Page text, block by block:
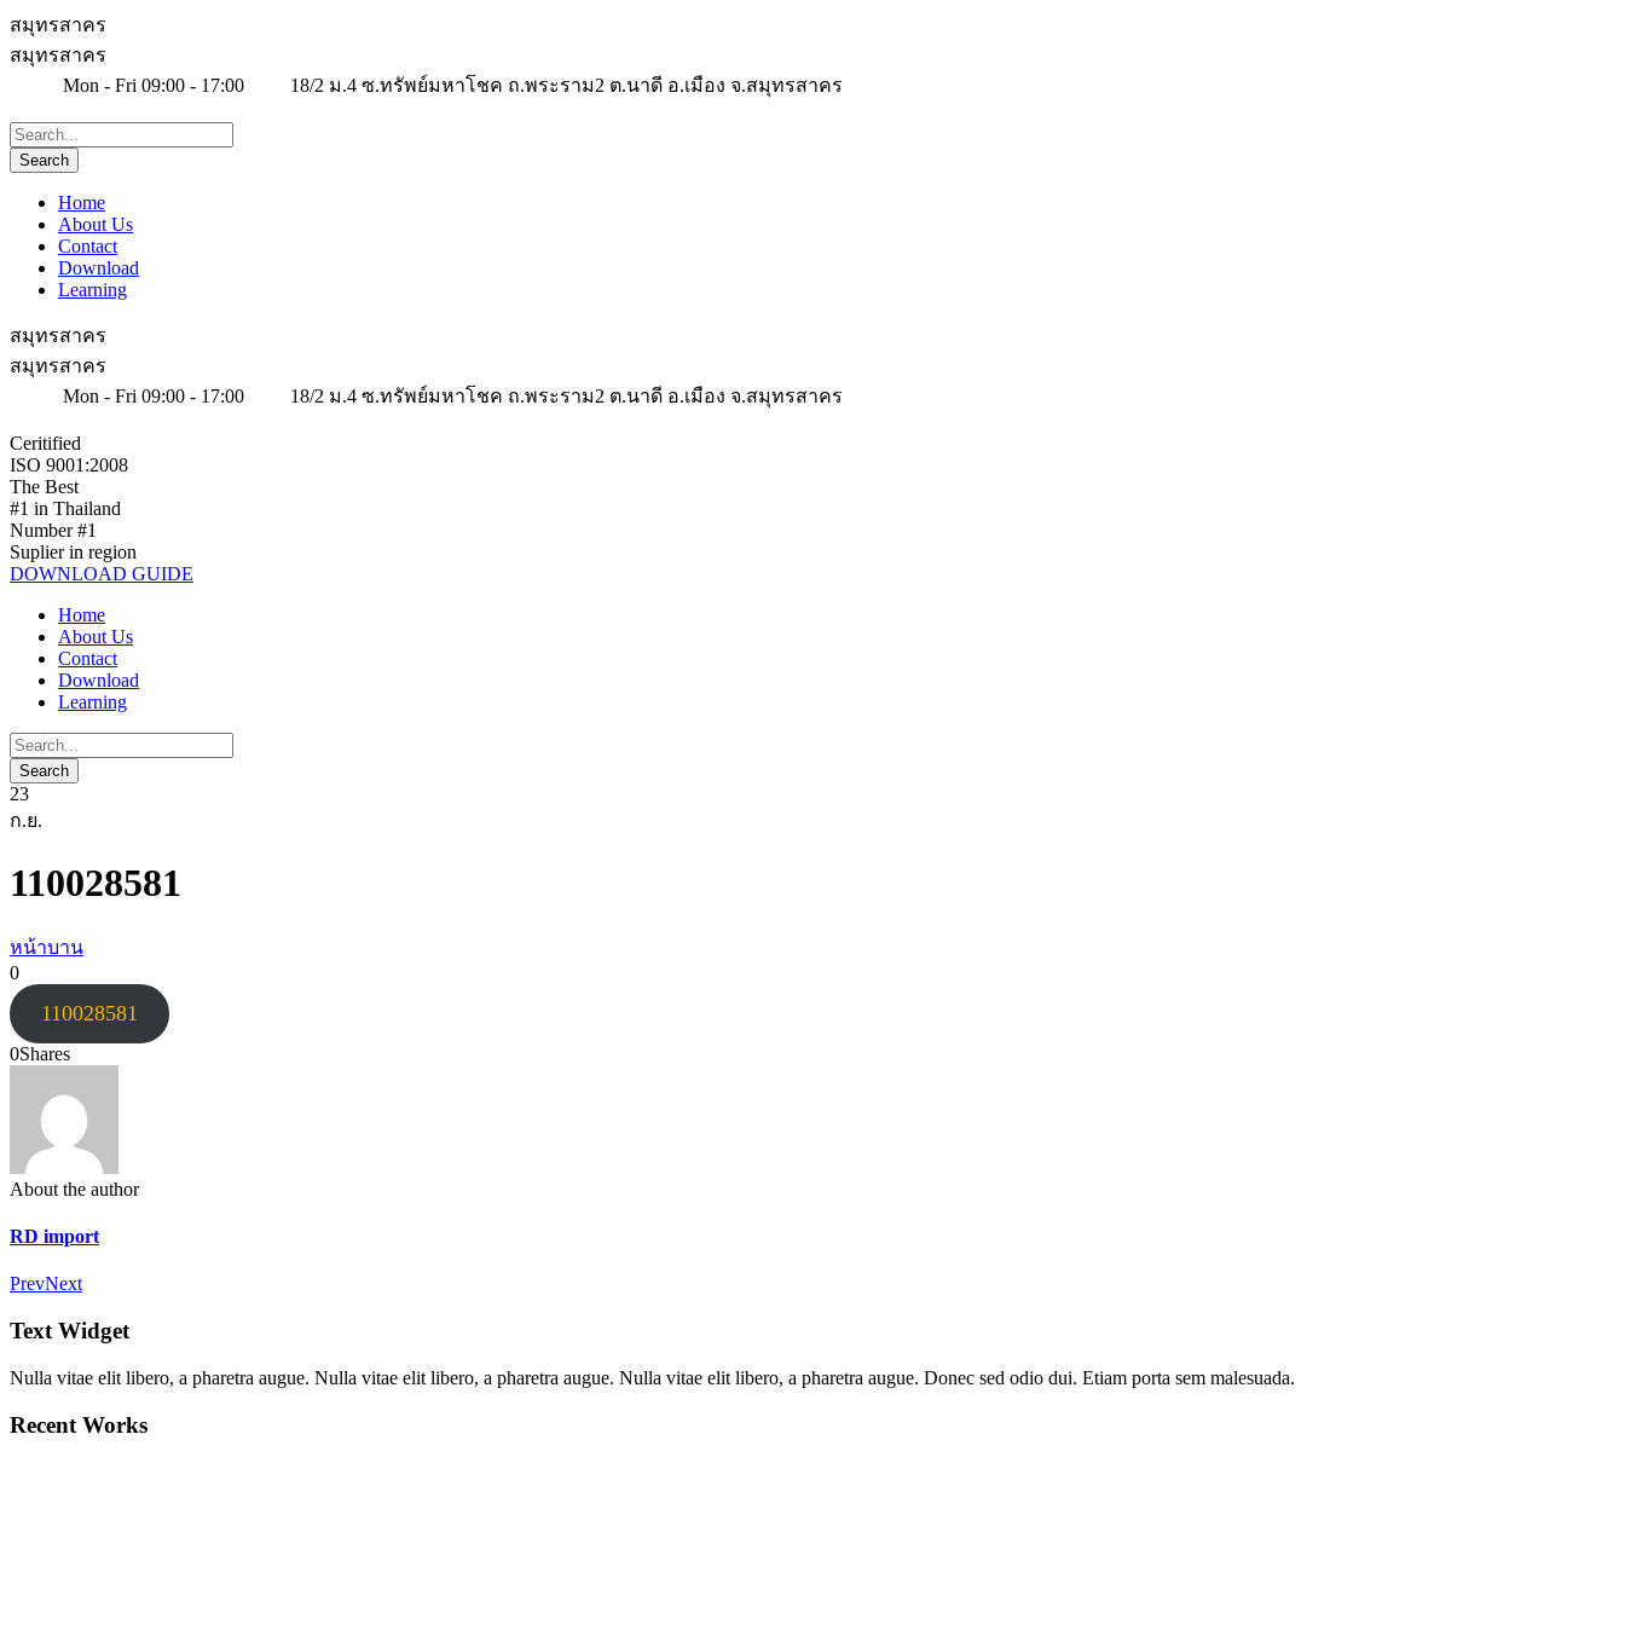
สมุทรสาคร
สมุทรสาคร
Mon - Fri 09:00 - 17:00
18/2 ม.4 ซ.ทรัพย์มหาโชค ถ.พระราม2 ต.นาดี อ.เมือง จ.สมุทรสาคร
Home
About Us
Contact
Download
Learning
สมุทรสาคร
สมุทรสาคร
Mon - Fri 09:00 - 17:00
18/2 ม.4 ซ.ทรัพย์มหาโชค ถ.พระราม2 ต.นาดี อ.เมือง จ.สมุทรสาคร
Ceritified
ISO 9001:2008
The Best
#1 in Thailand
Number #1
Suplier in region
DOWNLOAD GUIDE
Home
About Us
Contact
Download
Learning
23
ก.ย.
110028581
หน้าบาน
0
110028581
0Shares
About the author
RD import
PrevNext
Text Widget
Nulla vitae elit libero, a pharetra augue. Nulla vitae elit libero, a pharetra augue. Nulla vitae elit libero, a pharetra augue. Donec sed odio dui. Etiam porta sem malesuada.
Recent Works